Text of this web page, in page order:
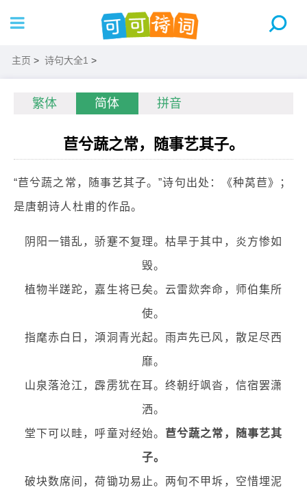
主页 > 诗句大全1 >
繁体 简体 拼音
苣兮蔬之常，随事艺其子。
“苣兮蔬之常，随事艺其子。”诗句出处：《种莴苣》；
是唐朝诗人杜甫的作品。
阴阳一错乱，骄蹇不复理。枯旱于其中，炎方惨如
毁。
植物半蹉跎，嘉生将已矣。云雷欻奔命，师伯集所
使。
指麾赤白日，澒洞青光起。雨声先已风，散足尽西
靡。
山泉落沧江，霹雳犹在耳。终朝纡飒沓，信宿罢潇
洒。
堂下可以畦，呼童对经始。 苣兮蔬之常，随事艺其
子。
破块数席间，荷锄功易止。两旬不甲坼，空惜埋泥